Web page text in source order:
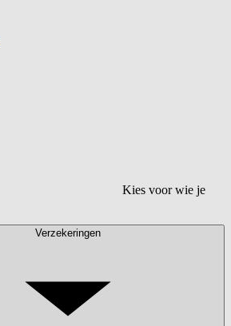
Kies voor wie je
Verzekeringen